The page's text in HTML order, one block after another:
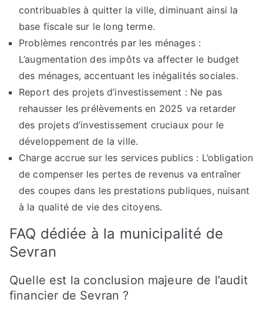
contribuables à quitter la ville, diminuant ainsi la
base fiscale sur le long terme.
Problèmes rencontrés par les ménages :
L’augmentation des impôts va affecter le budget
des ménages, accentuant les inégalités sociales.
Report des projets d’investissement : Ne pas
rehausser les prélèvements en 2025 va retarder
des projets d’investissement cruciaux pour le
développement de la ville.
Charge accrue sur les services publics : L’obligation
de compenser les pertes de revenus va entraîner
des coupes dans les prestations publiques, nuisant
à la qualité de vie des citoyens.
FAQ dédiée à la municipalité de
Sevran
Quelle est la conclusion majeure de l’audit
financier de Sevran ?